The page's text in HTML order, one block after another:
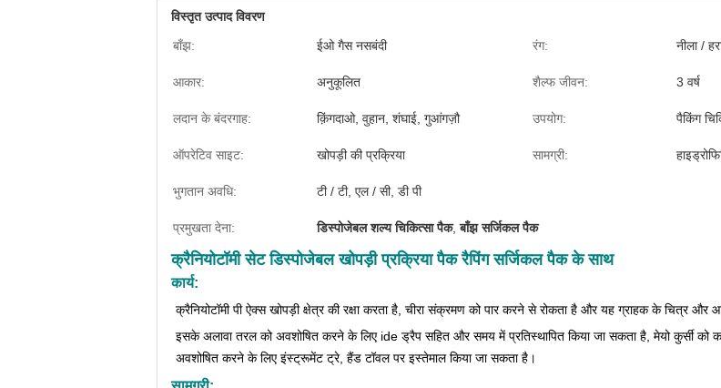
विस्तृत उत्पाद विवरण
बाँझ:
ईओ गैस नसबंदी रंग: नीला /
आकार: अनुकूलित शैल्फ जीवन: 3 वर्ष
लदान के बंदरगाह: क़िंगदाओ, वुहान, शंघाई, गुआंगज़ौ उपयोग: पैकिंग
ऑपरेटिव साइट: खोपड़ी की प्रक्रिया सामग्री:
भुगतान अवधि: टी / टी, एल / सी, डी पी
प्रमुखता देना: डिस्पोजेबल शल्य चिकित्सा पैक,बाँझ सर्जिकल पैक
क्रैनियोटॉमी सेट डिस्पोजेबल खोपड़ी प्रक्रिया पैक रैपिंग सर्जिकल पैक के साथ
कार्य:
क्रैनियोटॉमी पी ऐक्स खोपड़ी क्षेत्र की रक्षा करता है, चीरा संक्रमण को पार करने से रोकता है और यह ग्राहक के चित्र और
इसके अलावातरल को अवशोषित करने के लिए ide ड्रैप सहित और समय में प्रतिस्थापित किया जा सकता है, मेयो कुर्सी
अवशोषित करने के लिए इंस्ट्रूमेंट ट्रे, हैंड टॉवल पर इस्तेमाल किया जा सकता है।